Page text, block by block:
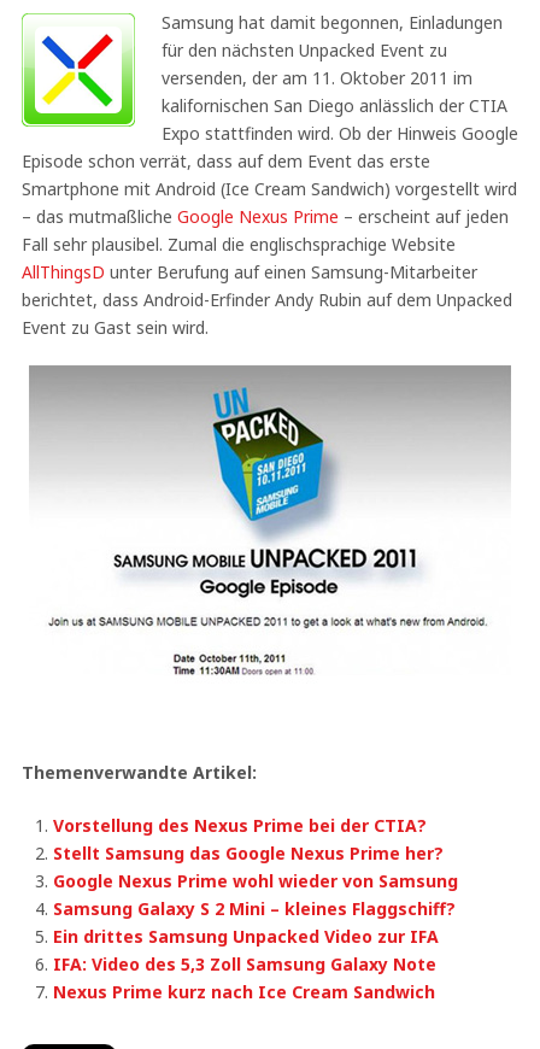
Samsung hat damit begonnen, Einladungen
für den nächsten Unpacked Event zu
versenden, der am 11. Oktober 2011 im
kalifornischen San Diego anlässlich der CTIA
Expo stattfinden wird. Ob der Hinweis Google
Episode schon verrät, dass auf dem Event das erste
Smartphone mit Android (Ice Cream Sandwich) vorgestellt wird
– das mutmaßliche Google Nexus Prime – erscheint auf jeden
Fall sehr plausibel. Zumal die englischsprachige Website
AllThingsD unter Berufung auf einen Samsung-Mitarbeiter
berichtet, dass Android-Erfinder Andy Rubin auf dem Unpacked
Event zu Gast sein wird.
Themenverwandte Artikel:
Vorstellung des Nexus Prime bei der CTIA?
Stellt Samsung das Google Nexus Prime her?
Google Nexus Prime wohl wieder von Samsung
Samsung Galaxy S 2 Mini – kleines Flaggschiff?
Ein drittes Samsung Unpacked Video zur IFA
IFA: Video des 5,3 Zoll Samsung Galaxy Note
Nexus Prime kurz nach Ice Cream Sandwich